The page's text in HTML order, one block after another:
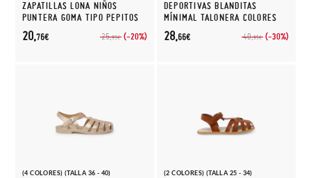
ZAPATILLAS LONA NIÑOS
PUNTERA GOMA TIPO PEPITOS
25,95€ (-20%)
20,76€
DEPORTIVAS BLANDITAS
MÍNIMAL TALONERA COLORES
40,95€ (-30%)
28,66€
(4 COLORES) (TALLA 36 - 40) (2 COLORES) (TALLA 25 - 34)